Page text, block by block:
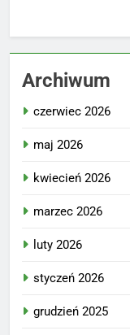
Archiwum
czerwiec 2026
maj 2026
kwiecień 2026
marzec 2026
luty 2026
styczeń 2026
grudzień 2025